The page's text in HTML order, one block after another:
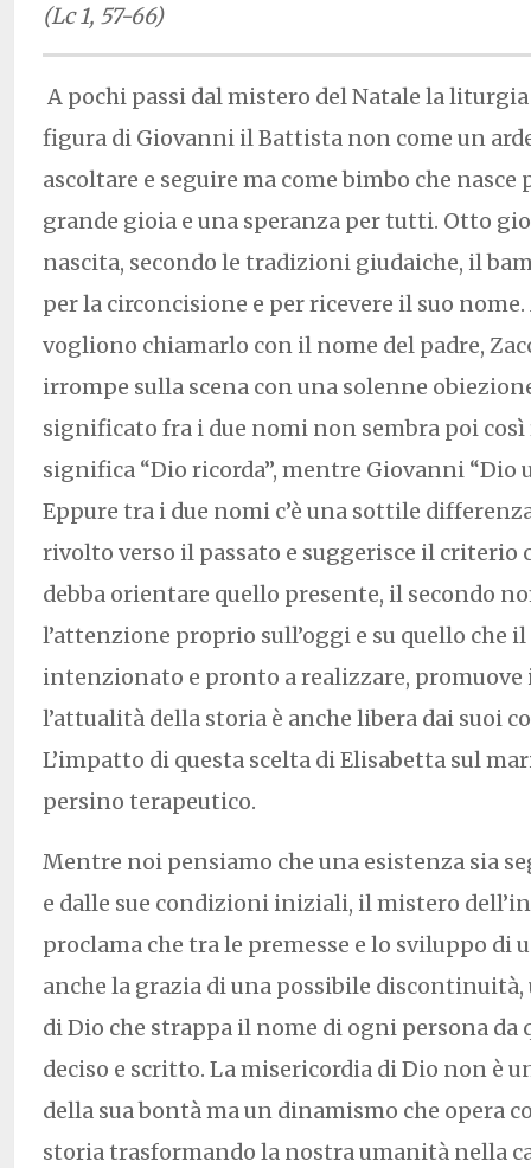
(Lc 1, 57-66)
A pochi passi dal mistero del Natale la
figura di Giovanni il Battista non come un
ascoltare e seguire ma come bimbo che nasce
grande gioia e una speranza per tutti. Otto
nascita, secondo le tradizioni giudaiche, il
per la circoncisione e per ricevere il suo
vogliono chiamarlo con il nome del padre,
irrompe sulla scena con una solenne
significato fra i due nomi non sembra poi così
significa “Dio ricorda”, mentre Giovanni “Dio
Eppure tra i due nomi c’è una sottile
rivolto verso il passato e suggerisce il criterio
debba orientare quello presente, il secondo
l’attenzione proprio sull’oggi e su quello che
intenzionato e pronto a realizzare,
l’attualità della storia è anche libera dai suoi
L’impatto di questa scelta di Elisabetta sul
persino terapeutico.
Mentre noi pensiamo che una esistenza sia
e dalle sue condizioni iniziali, il mistero
proclama che tra le premesse e lo sviluppo di
anche la grazia di una possibile discontinuità,
di Dio che strappa il nome di ogni persona da
deciso e scritto. La misericordia di Dio non è
della sua bontà ma un dinamismo che opera
storia trasformando la nostra umanità nella